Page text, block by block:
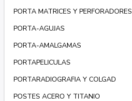
PORTA MATRICES Y PERFORADORES
PORTA-AGUJAS
PORTA-AMALGAMAS
PORTAPELICULAS
PORTARADIOGRAFIA Y COLGAD
POSTES ACERO Y TITANIO